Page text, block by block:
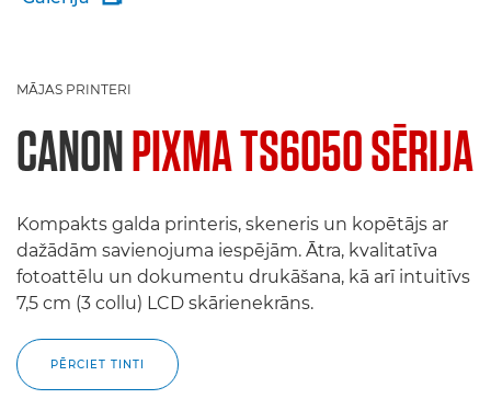
MĀJAS PRINTERI
CANONPIXMA TS6050 SĒRIJA
Kompakts galda printeris, skeneris un kopētājs ar
dažādām savienojuma iespējām. Ātra, kvalitatīva
fotoattēlu un dokumentu drukāšana, kā arī intuitīvs
7,5 cm (3 collu) LCD skārienekrāns.
PĒRCIET TINTI